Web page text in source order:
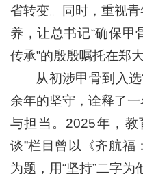
省转变。同时，重视
养，让总书记“确保甲
传承”的殷殷嘱托在郑
从初涉甲骨到入
余年的坚守，诠释了
与担当。2025年，教
谈”栏目曾以《齐航福
为题，用“坚持”二字为